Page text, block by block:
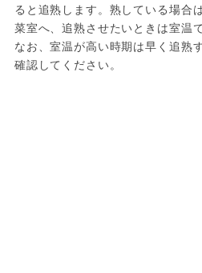
ると追熟します。熟している場
菜室へ、追熟させたいときは室温
なお、室温が高い時期は早く追熟
確認してください。